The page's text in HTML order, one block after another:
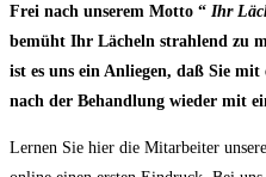
Frei nach unserem Motto “ Ihr
bemüht Ihr Lächeln strahlend zu
ist es uns ein Anliegen, daß Sie
nach der Behandlung wieder mit
Lernen Sie hier die Mitarbeiter